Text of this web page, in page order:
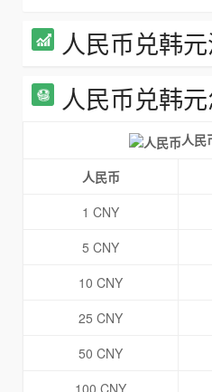
人民币兑韩
人民币兑韩
人民
人民币
1 CNY
5 CNY
10 CNY
25 CNY
50 CNY